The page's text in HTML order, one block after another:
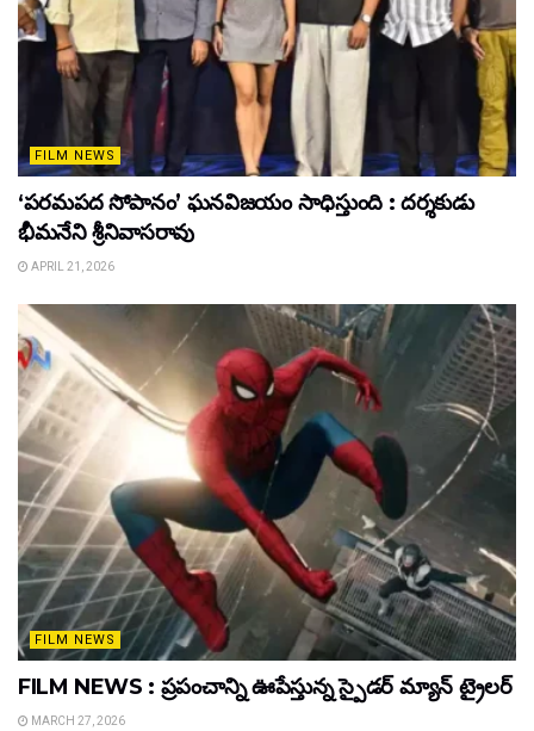
FILM NEWS
‘పరమపద సోపానం’ ఘనవిజయం సాధిస్తుంది : దర్శకుడు
భీమనేని శ్రీనివాసరావు
APRIL 21, 2026
FILM NEWS
FILM NEWS : ప్రపంచాన్ని ఊపేస్తున్న స్పైడర్ మ్యాన్ ట్రైలర్
MARCH 27, 2026